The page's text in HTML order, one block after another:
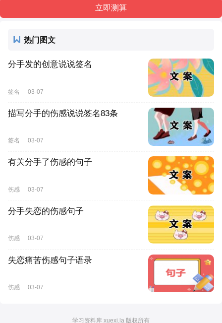
热门图文
分手发的创意说说签名
签名 03-07
描写分手的伤感说说签名83条
签名 03-07
有关分手了伤感的句子
伤感 03-07
分手失恋的伤感句子
伤感 03-07
失恋痛苦伤感句子语录
伤感 03-07
学习资料库 xuexi.la 版权所有